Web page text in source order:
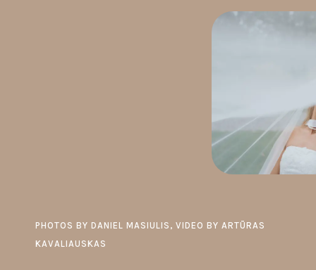
PHOTOS BY DANIEL MASIULIS, VIDEO BY ARTŪRAS
KAVALIAUSKAS